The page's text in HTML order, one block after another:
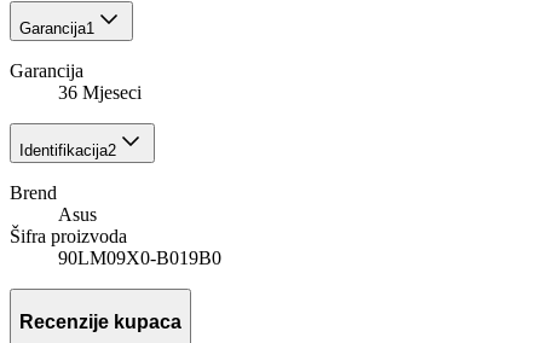
Garancija1
Garancija
36 Mjeseci
Identifikacija2
Brend
Asus
Šifra proizvoda
90LM09X0-B019B0
Recenzije kupaca